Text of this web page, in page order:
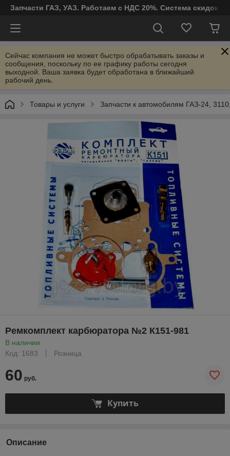
Запчасти ГАЗ, УАЗ. Работаем с НДС 20%. Система скидок
Сейчас компания не может быстро обрабатывать заказы и
сообщения, поскольку по ее графику работы сегодня
выходной. Ваша заявка будет обработана в ближайший
рабочий день.
Товары и услуги Запчасти к автомобилям ГАЗ-24,
Ремкомплект карбюратора №2 К151-981
В наличии
Код: 1683
Розница
60 руб.
Купить
Описание